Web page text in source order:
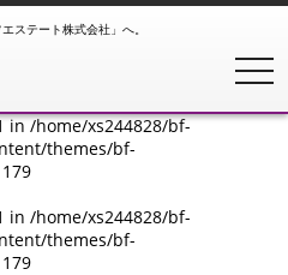
in/home/xs244828/bf-
themes/bf-
in/home/xs244828/bf-
themes/bf-
179
in /home/xs244828/bf-
themes/bf-
179
ステート株式会社」へ。